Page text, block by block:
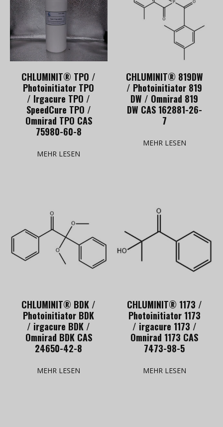
CHLUMINIT® TPO /
Photoinitiator TPO
/ Irgacure TPO /
SpeedCure TPO /
Omnirad TPO CAS
75980-60-8
MEHR LESEN
CHLUMINIT® 819DW
/ Photoinitiator 819
DW / Omnirad 819
DW CAS 162881-26-
7
MEHR LESEN
CHLUMINIT® BDK /
Photoinitiator BDK
/ irgacure BDK /
Omnirad BDK CAS
24650-42-8
MEHR LESEN
CHLUMINIT® 1173 /
Photoinitiator 1173
/ irgacure 1173 /
Omnirad 1173 CAS
7473-98-5
MEHR LESEN